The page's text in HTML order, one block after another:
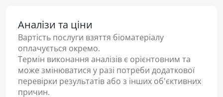
Аналізи та ціни
Вартість послуги взяття біоматеріалу
оплачується окремо.
Термін виконання аналізів є орієнтовним та
може змінюватися у разі потреби додаткової
перевірки результатів або з інших об'єктивних
причин.